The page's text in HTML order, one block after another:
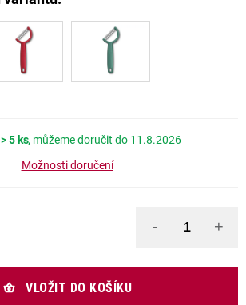
> 5 ks
11.8.2026
Možnosti doručení
VLOŽIT DO KOŠÍKU